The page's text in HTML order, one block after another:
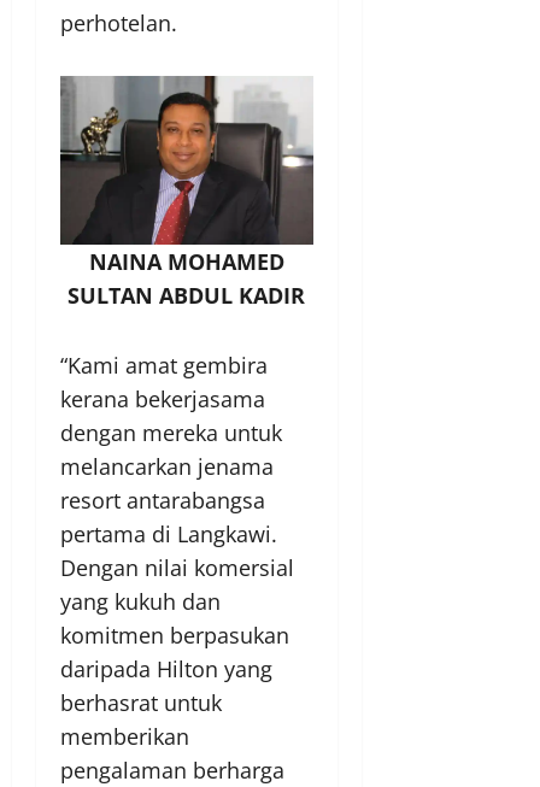
perhotelan.
NAINA MOHAMED
SULTAN ABDUL KADIR
“Kami amat gembira
kerana bekerjasama
dengan mereka untuk
melancarkan jenama
resort antarabangsa
pertama di Langkawi.
Dengan nilai komersial
yang kukuh dan
komitmen berpasukan
daripada Hilton yang
berhasrat untuk
memberikan
pengalaman berharga